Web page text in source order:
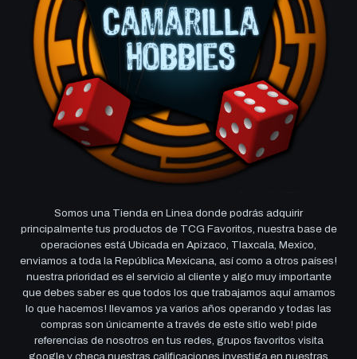
Somos una Tienda en Linea donde podrás adquirir
principalmente tus productos de TCG Favoritos, nuestra base de
operaciones está Ubicada en Apizaco, Tlaxcala, Mexico,
enviamos a toda la República Mexicana, así como a otros países!
nuestra prioridad es el servicio al cliente y algo muy importante
que debes saber es que todos los que trabajamos aquí amamos
lo que hacemos! llevamos ya varios años operando y todas las
compras son únicamente a través de este sitio web! pide
referencias de nosotros en tus redes, grupos favoritos visita
google y checa nuestras calificaciones investiga en nuestras